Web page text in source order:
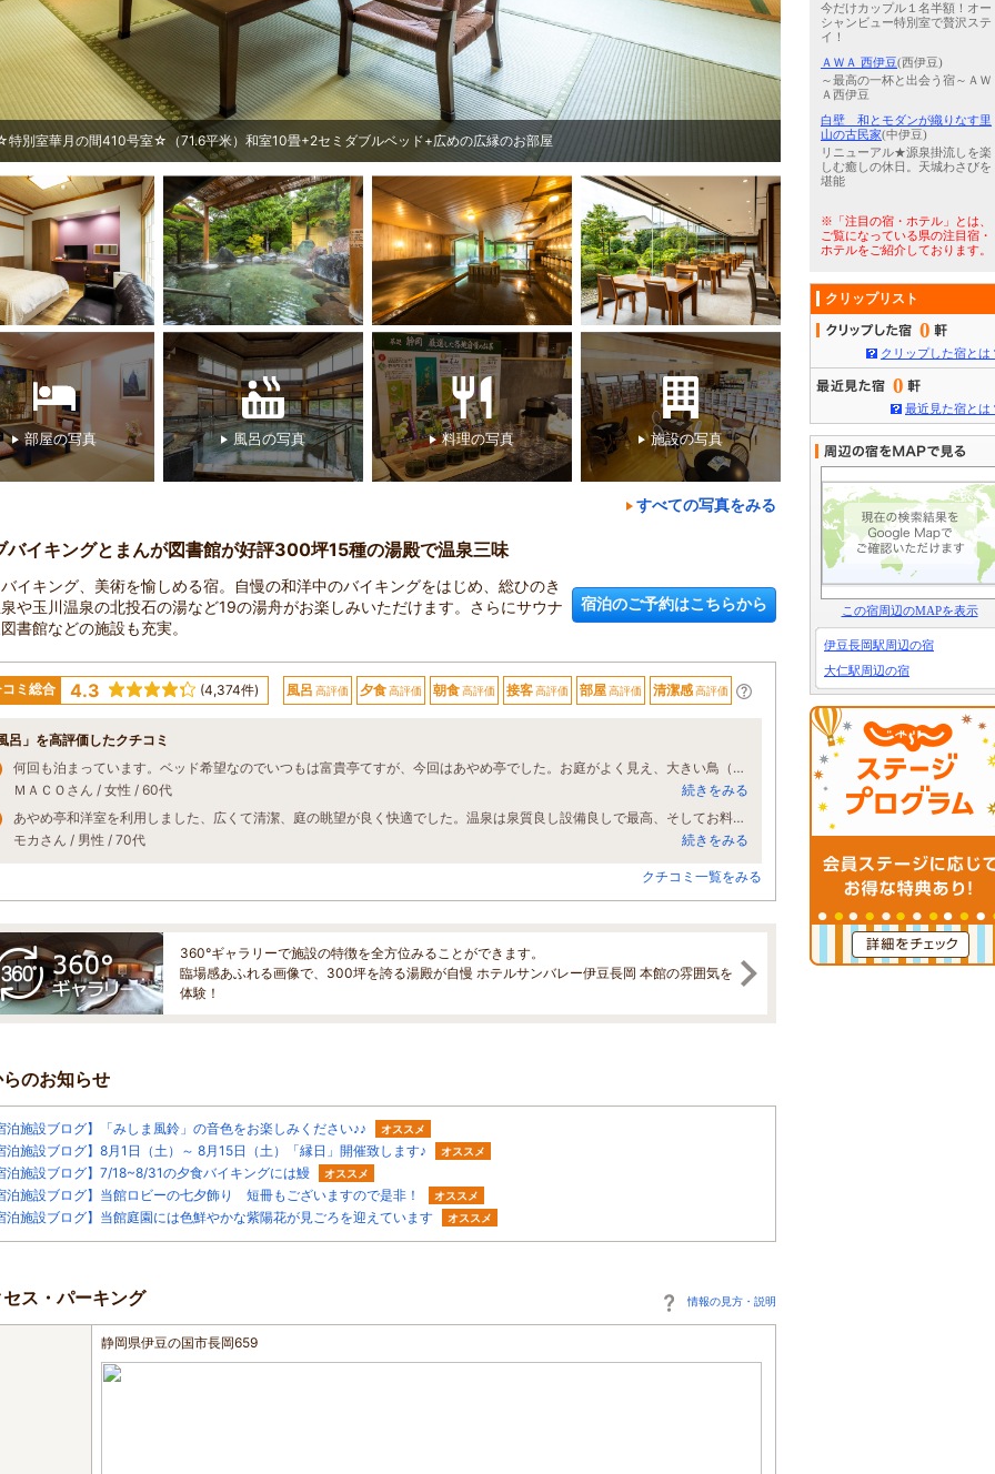
園 夢殿 一の湯 六角大ひのき
部屋の写真 風呂の写真 料理の写真 施設の写真
すべての写真をみる
バイキングとまんが図書館が好評300坪15種の湯殿で温泉三味
イキング、美術を愉しめる宿。自慢の和洋中のバイキングをはじめ、総ひのき
や玉川温泉の北投石の湯など19の湯舟がお楽しみいただけます。さらにサウナ
書館などの施設も充実。
宿泊のご予約はこちらから
コミ総合 4.3 (4,374件) 風呂 高評価 夕食高評価 朝食高評価 接客高評価 部屋高評価 清潔感高評価
風呂」を高評価したクチコミ
何回も泊まっています。ベッド希望なのでいつもは富貴亭てすが、今回はあやめ亭でした。お庭がよく見え、大きい鳥（青サギか、ゴイサギ）が池のそばにいるのも見え、池の水面で通り雨がわかりました。 pH9.1のお湯がたっぷり味わえる大きくて広いお風呂がとても気持ちが良いです。1日目は雨で気づかなかったのですが、朝の露天風呂に行ったら、お庭に木が多いので蝉の声が騒がしいほどでした。今日の露天風呂は少しぬるめでしたが、暑い夏でも気持ちよく温まります。 バイキングも定番のお料理では、作ってもらうお寿司など安定感のあるおいしさてす。時々で変わるお料理では、うなぎの蒸しご飯が楽しかったです。テーブルで火をつけてあたたまるのを待ちます。他のものも食べたいのであの少量が正解と思います。ウナギもたっぷり入って、ご飯ももち米のようにふっくらで美味しかったです。朝食のフレンチトーストが美味しくて、食べ過ぎます。 この次はお鍋が出る頃に、温まりに行きたいです。
ＭＡＣＯさん / 女性 / 60代
続きをみる
あやめ亭和洋室を利用しました、広くて清潔、庭の眺望が良く快適でした。温泉は泉質良し設備良しで最高、そしてお料理はビュッフェスタイルで海の幸、山の幸が豊富にラインアップされており、これまた最高でした。
モカさん / 男性 / 70代
続きをみる
クチコミ一覧をみる
360°ギャラリーで施設の特徴を全方位みることができます。
臨場感あふれる画像で、300坪を誇る湯殿が自慢 ホテルサンバレー伊豆長岡 本館の雰囲気を
体験！
のお知らせ
泊施設ブログ】「みしま風鈴」の音色をお楽しみください♪♪ オススメ
泊施設ブログ】8月1日（土）～ 8月15日（土）「縁日」開催致します♪ オススメ
泊施設ブログ】7/18~8/31の夕食バイキングには鰻 オススメ
泊施設ブログ】当館ロビーの七夕飾り 短冊もございますので是非！ オススメ
泊施設ブログ】当館庭園には色鮮やかな紫陽花が見ごろを迎えています オススメ
セス・パーキング 情報の見方・説明
静岡県伊豆の国市長岡659
今だけカップル１名半額！オー
シャンビュー特別室で贅沢ステ
イ！
ＡＷＡ 西伊豆(西伊豆)
～最高の一杯と出会う宿～ＡＷ
Ａ西伊豆
白壁 和とモダンが織りなす里
山の古民家(中伊豆)
リニューアル★源泉掛流しを楽
しむ癒しの休日。天城わさびを
堪能
※「注目の宿・ホテル」とは、
ご覧になっている県の注目宿・
ホテルをご紹介しております。
クリップリスト
0
クリップした宿とは
0
最近見た宿とは
この宿周辺のMAPを表示
伊豆長岡駅周辺の宿
大仁駅周辺の宿